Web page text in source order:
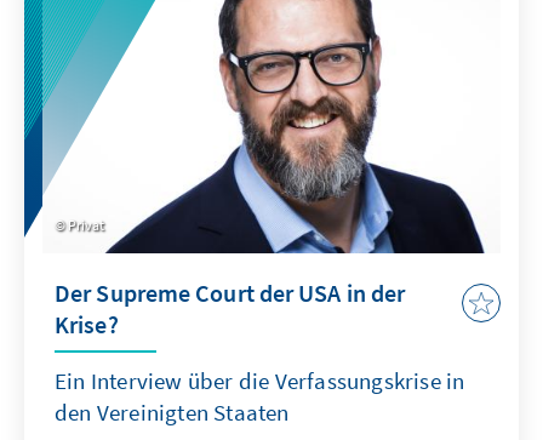
besonderem Maße an. Könnte die Einführung
eines Freibetrags in den Sozialversicherungen
einen sinnvollen Beitrag dazu leisten, die
finanzielle Belastung einkommensschwacher
Haushalte zu reduzieren?
Privat
Der Supreme Court der USA in der
Krise?
Ein Interview über die Verfassungskrise in
den Vereinigten Staaten